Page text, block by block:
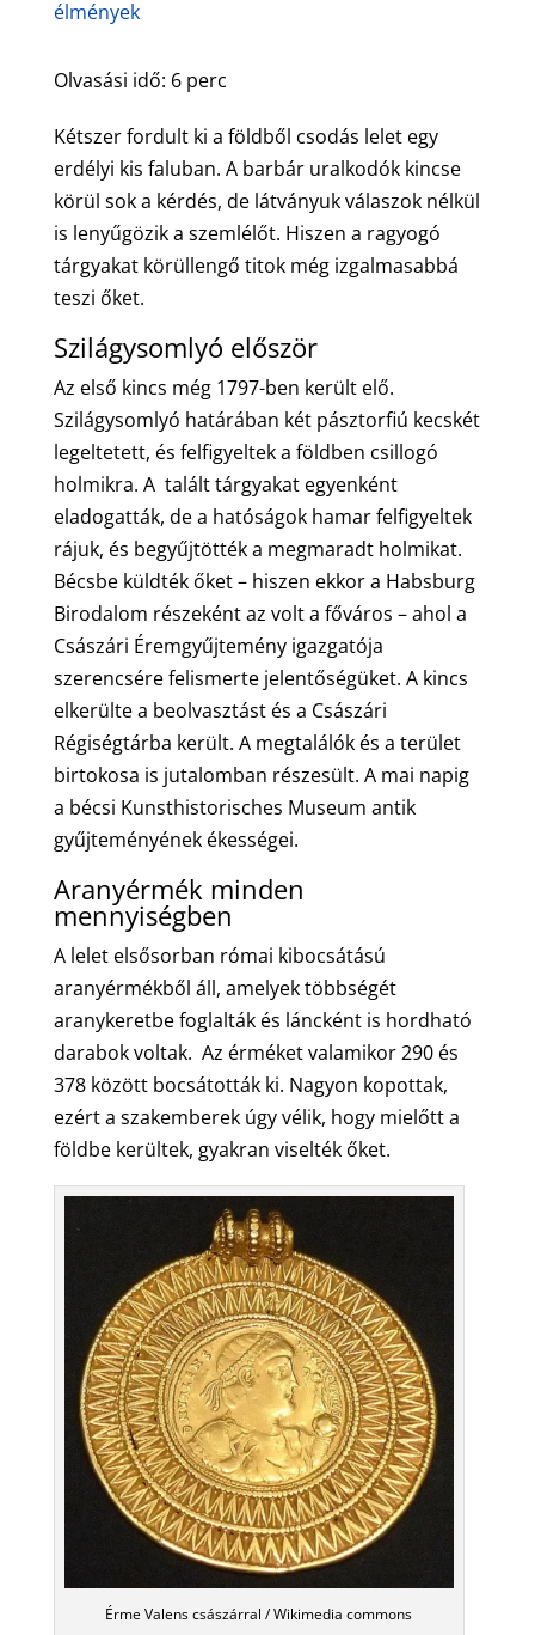
élmények
Olvasási idő: 6 perc
Kétszer fordult ki a földből csodás lelet egy
erdélyi kis faluban. A barbár uralkodók kincse
körül sok a kérdés, de látványuk válaszok nélkül
is lenyűgözik a szemlélőt. Hiszen a ragyogó
tárgyakat körüllengő titok még izgalmasabbá
teszi őket.
Szilágysomlyó először
Az első kincs még 1797-ben került elő.
Szilágysomlyó határában két pásztorfiú kecskét
legeltetett, és felfigyeltek a földben csillogó
holmikra. A talált tárgyakat egyenként
eladogatták, de a hatóságok hamar felfigyeltek
rájuk, és begyűjtötték a megmaradt holmikat.
Bécsbe küldték őket – hiszen ekkor a Habsburg
Birodalom részeként az volt a főváros – ahol a
Császári Éremgyűjtemény igazgatója
szerencsére felismerte jelentőségüket. A kincs
elkerülte a beolvasztást és a Császári
Régiségtárba került. A megtalálók és a terület
birtokosa is jutalomban részesült. A mai napig
a bécsi Kunsthistorisches Museum antik
gyűjteményének ékességei.
Aranyérmék minden
mennyiségben
A lelet elsősorban római kibocsátású
aranyérmékből áll, amelyek többségét
aranykeretbe foglalták és láncként is hordható
darabok voltak. Az érméket valamikor 290 és
378 között bocsátották ki. Nagyon kopottak,
ezért a szakemberek úgy vélik, hogy mielőtt a
földbe kerültek, gyakran viselték őket.
Érme Valens császárral / Wikimedia commons